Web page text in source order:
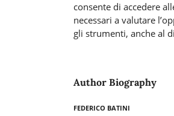
consente di accedere
necessari a valutare
gli strumenti, anche al
Author Biography
Federico Batini